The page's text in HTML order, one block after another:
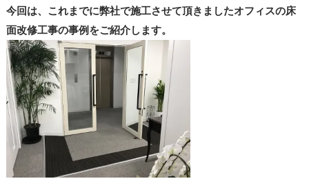
今回は、これまでに弊社で施工させて頂きましたオフィスの床
面改修工事の事例をご紹介します。